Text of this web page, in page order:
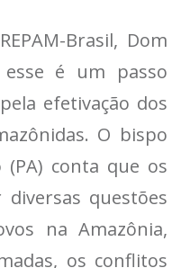
Brasil, Dom
esse é um passo
efetivação dos
O bispo
(PA) conta que os
questões
na Amazônia,
os conflitos